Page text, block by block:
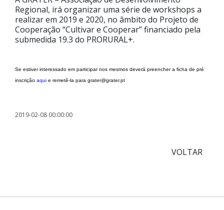
Regional, irá organizar uma série de workshops a
realizar em 2019 e 2020, no âmbito do Projeto de
Cooperação “Cultivar e Cooperar” financiado pela
submedida 19.3 do PRORURAL+.
Se estiver interessado em participar nos mesmos deverá preencher a ficha de pré
inscrição aqui e remetê-la para grater@grater.pt
2019-02-08 00:00:00
VOLTAR